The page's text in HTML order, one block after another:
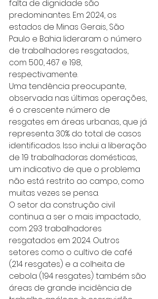
falta de dignidade são
predominantes. Em 2024, os
estados de Minas Gerais, São
Paulo e Bahia lideraram o número
de trabalhadores resgatados,
com 500, 467 e 198,
respectivamente.
Uma tendência preocupante,
observada nas últimas operações,
é o crescente número de
resgates em áreas urbanas, que já
representa 30% do total de casos
identificados. Isso inclui a liberação
de 19 trabalhadoras domésticas,
um indicativo de que o problema
não está restrito ao campo, como
muitas vezes se pensa.
O setor da construção civil
continua a ser o mais impactado,
com 293 trabalhadores
resgatados em 2024. Outros
setores como o cultivo de café
(214 resgates) e a colheita de
cebola (194 resgates) também são
áreas de grande incidência de